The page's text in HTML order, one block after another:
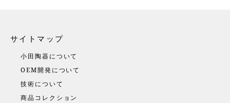
サイトマップ
小田陶器について
OEM開発について
技術について
商品コレクション